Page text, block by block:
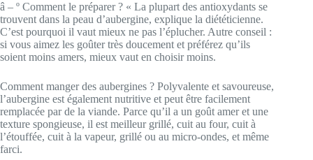
â – º Comment le préparer ? « La plupart des antioxydants se
trouvent dans la peau d’aubergine, explique la diététicienne.
C’est pourquoi il vaut mieux ne pas l’éplucher. Autre conseil :
si vous aimez les goûter très doucement et préférez qu’ils
soient moins amers, mieux vaut en choisir moins.
Comment manger des aubergines ? Polyvalente et savoureuse,
l’aubergine est également nutritive et peut être facilement
remplacée par de la viande. Parce qu’il a un goût amer et une
texture spongieuse, il est meilleur grillé, cuit au four, cuit à
l’étouffée, cuit à la vapeur, grillé ou au micro-ondes, et même
farci.